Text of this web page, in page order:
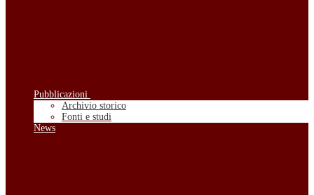
Pubblicazioni
Archivio storico
Fonti e studi
News